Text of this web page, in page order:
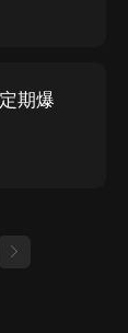
撥打客服電
期爆